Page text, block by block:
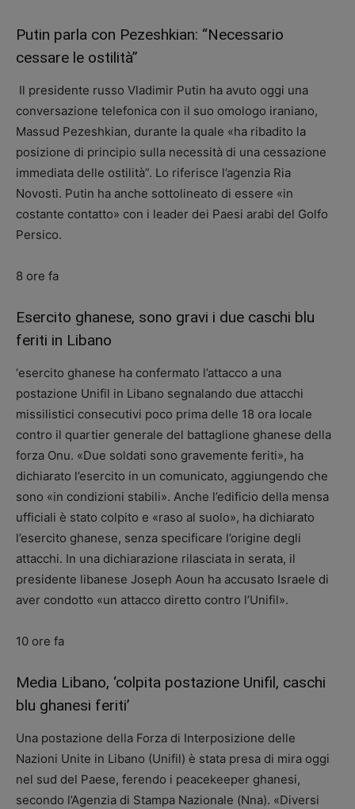
Putin parla con Pezeshkian: “Necessario
cessare le ostilità”
Il presidente russo Vladimir Putin ha avuto oggi una
conversazione telefonica con il suo omologo iraniano,
Massud Pezeshkian, durante la quale «ha ribadito la
posizione di principio sulla necessità di una cessazione
immediata delle ostilità”. Lo riferisce l’agenzia Ria
Novosti. Putin ha anche sottolineato di essere «in
costante contatto» con i leader dei Paesi arabi del Golfo
Persico.
8 ore fa
Esercito ghanese, sono gravi i due caschi blu
feriti in Libano
‘esercito ghanese ha confermato l’attacco a una
postazione Unifil in Libano segnalando due attacchi
missilistici consecutivi poco prima delle 18 ora locale
contro il quartier generale del battaglione ghanese della
forza Onu. «Due soldati sono gravemente feriti», ha
dichiarato l’esercito in un comunicato, aggiungendo che
sono «in condizioni stabili». Anche l’edificio della mensa
ufficiali è stato colpito e «raso al suolo», ha dichiarato
l’esercito ghanese, senza specificare l’origine degli
attacchi. In una dichiarazione rilasciata in serata, il
presidente libanese Joseph Aoun ha accusato Israele di
aver condotto «un attacco diretto contro l’Unifil».
10 ore fa
Media Libano, ‘colpita postazione Unifil, caschi
blu ghanesi feriti’
Una postazione della Forza di Interposizione delle
Nazioni Unite in Libano (Unifil) è stata presa di mira oggi
nel sud del Paese, ferendo i peacekeeper ghanesi,
secondo l’Agenzia di Stampa Nazionale (Nna). «Diversi